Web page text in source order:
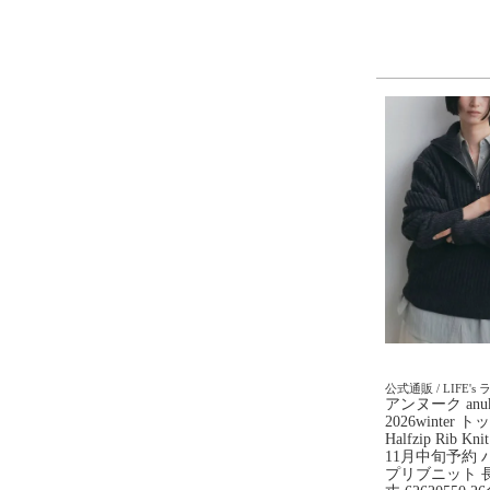
公式通販 / LIFE's
アンヌーク
2026winter ト
Halfzip Rib
11月中旬予約
プリブニット